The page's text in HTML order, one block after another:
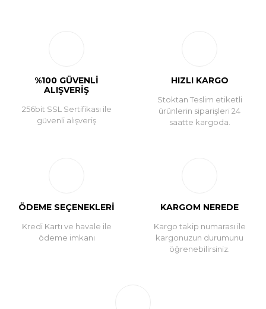
%100 GÜVENLİ
ALIŞVERİŞ
256bit SSL Sertifikası ile
güvenli alışveriş
HIZLI KARGO
Stoktan Teslim etiketli
ürünlerin siparişleri 24
saatte kargoda.
ÖDEME SEÇENEKLERİ
Kredi Kartı ve havale ile
ödeme imkanı
KARGOM NEREDE
Kargo takip numarası ile
kargonuzun durumunu
öğrenebilirsiniz.